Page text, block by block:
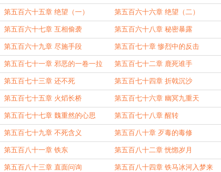
第五百六十五章 绝望（一） 第五百六十六章 绝望（二）
第五百六十七章 互相偷袭 第五百六十八章 秘密暴露
第五百六十九章 尽施手段 第五百七十章 惨烈中的反击
第五百七十一章 邪恶的一卷一拉 第五百七十二章 鹿死谁手
第五百七十三章 还不死 第五百七十四章 折戟沉沙
第五百七十五章 火熖长桥 第五百七十六章 幽冥九重天
第五百七十七章 魏重然的心思 第五百七十八章 醒转
第五百七十九章 不死含义 第五百八十章 歹毒的毒修
第五百八十一章 铁东 第五百八十二章 恍惚岁月
第五百八十三章 直面问询 第五百八十四章 铁马冰河入梦来